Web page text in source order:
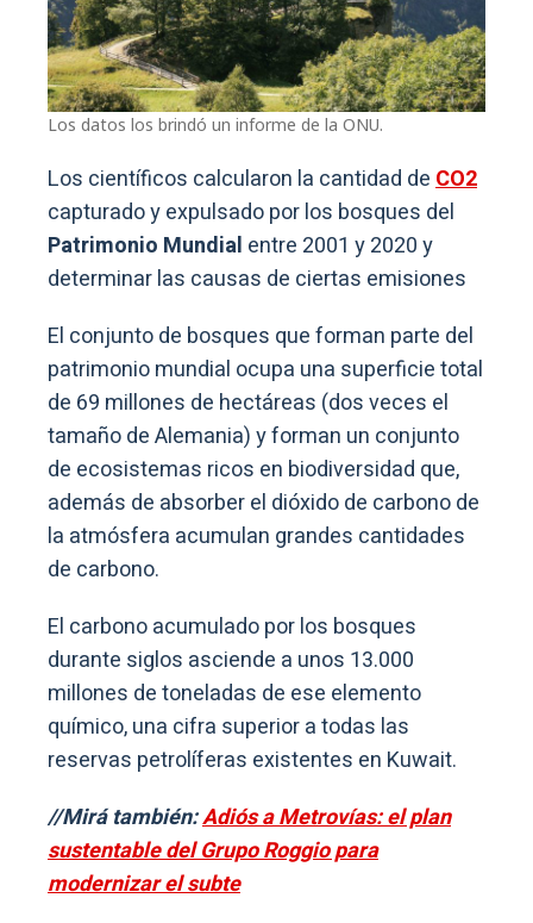
Los datos los brindó un informe de la ONU.
Los científicos calcularon la cantidad deCO2
capturado y expulsado por los bosques del
Patrimonio Mundial entre 2001 y 2020 y
determinar las causas de ciertas emisiones
El conjunto de bosques que forman parte del
patrimonio mundial ocupa una superficie total
de 69 millones de hectáreas (dos veces el
tamaño de Alemania) y forman un conjunto
de ecosistemas ricos en biodiversidad que,
además de absorber el dióxido de carbono de
la atmósfera acumulan grandes cantidades
de carbono.
El carbono acumulado por los bosques
durante siglos asciende a unos 13.000
millones de toneladas de ese elemento
químico, una cifra superior a todas las
reservas petrolíferas existentes en Kuwait.
//Mirá también:Adiós a Metrovías: el plan
sustentable del Grupo Roggio para
modernizar el subte